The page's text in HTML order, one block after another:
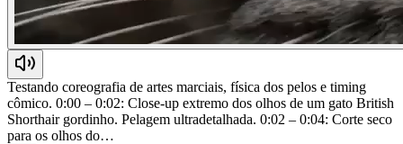
Testando coreografia de artes marciais, física dos pelos e timing
cômico. 0:00 – 0:02: Close-up extremo dos olhos de um gato British
Shorthair gordinho. Pelagem ultradetalhada. 0:02 – 0:04: Corte seco
para os olhos do…